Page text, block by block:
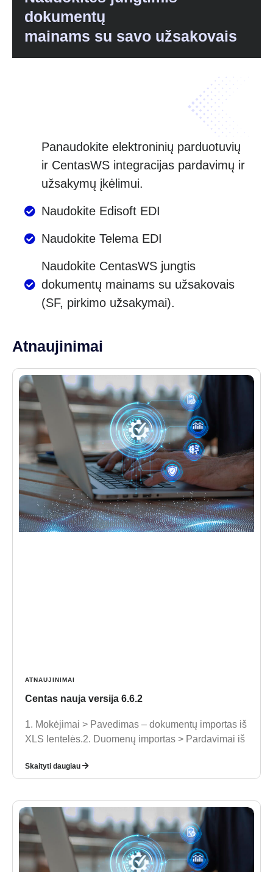
dokumentų
mainams su savo užsakovais
Panaudokite elektroninių parduotuvių
ir CentasWS integracijas pardavimų ir
užsakymų įkėlimui.
Naudokite Edisoft EDI
Naudokite Telema EDI
Naudokite CentasWS jungtis
dokumentų mainams su užsakovais
(SF, pirkimo užsakymai).
Atnaujinimai
ATNAUJINIMAI
Centas nauja versija 6.6.2
1. Mokėjimai > Pavedimas – dokumentų importas iš
XLS lentelės.2. Duomenų importas > Pardavimai iš
Skaityti daugiau